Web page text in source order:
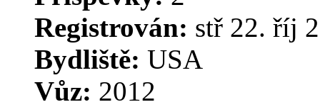
Registrován: stř 22. říj
Bydliště: USA
Vůz: 2012